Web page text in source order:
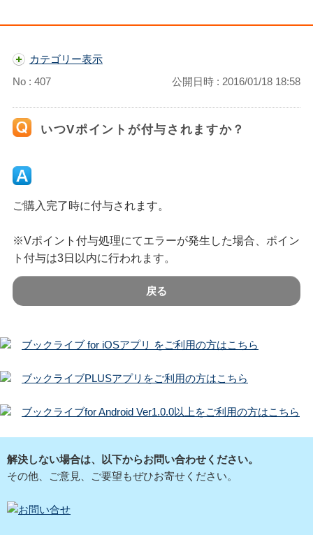
カテゴリー表示
No : 407
公開日時 : 2016/01/18 18:58
いつVポイントが付与されますか？
ご購入完了時に付与されます。
※Vポイント付与処理にてエラーが発生した場合、ポイン
ト付与は3日以内に行われます。
戻る
ブックライブ for iOSアプリ をご利用の方はこちら
ブックライブPLUSアプリをご利用の方はこちら
ブックライブfor Android Ver1.0.0以上をご利用の方はこちら
解決しない場合は、以下からお問い合わせください。
その他、ご意見、ご要望もぜひお寄せください。